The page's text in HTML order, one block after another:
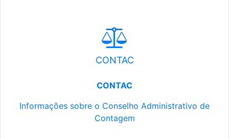
CONTAC
CONTAC
Informações sobre o Conselho Administrativo de
Contagem